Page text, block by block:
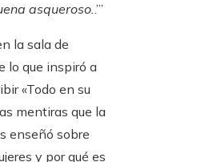
asqueroso..’”
la sala de
lo que inspiró a
«Todo en su
mentiras que la
enseñó sobre
y por qué es